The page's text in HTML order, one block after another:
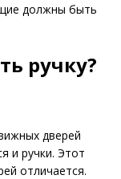
должны быть
ручку?
дверей
и ручки. Этот
отличается.